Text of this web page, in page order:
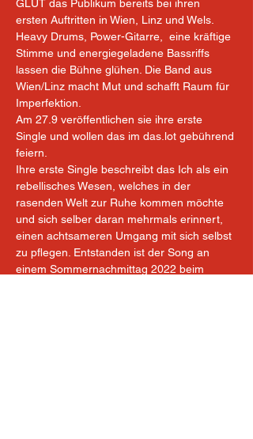
GLUT das Publikum bereits bei ihren
ersten Auftritten in Wien, Linz und Wels.
Heavy Drums, Power-Gitarre,  eine kräftige
Stimme und energiegeladene Bassriffs
lassen die Bühne glühen. Die Band aus
Wien/Linz macht Mut und schafft Raum für
Imperfektion.
Am 27.9 veröffentlichen sie ihre erste
Single und wollen das im das.lot gebührend
feiern.
Ihre erste Single beschreibt das Ich als ein
rebellisches Wesen, welches in der
rasenden Welt zur Ruhe kommen möchte
und sich selber daran mehrmals erinnert,
einen achtsameren Umgang mit sich selbst
zu pflegen. Entstanden ist der Song an
einem Sommernachmittag 2022 beim